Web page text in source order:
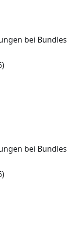
bei Bundles
bei Bundles